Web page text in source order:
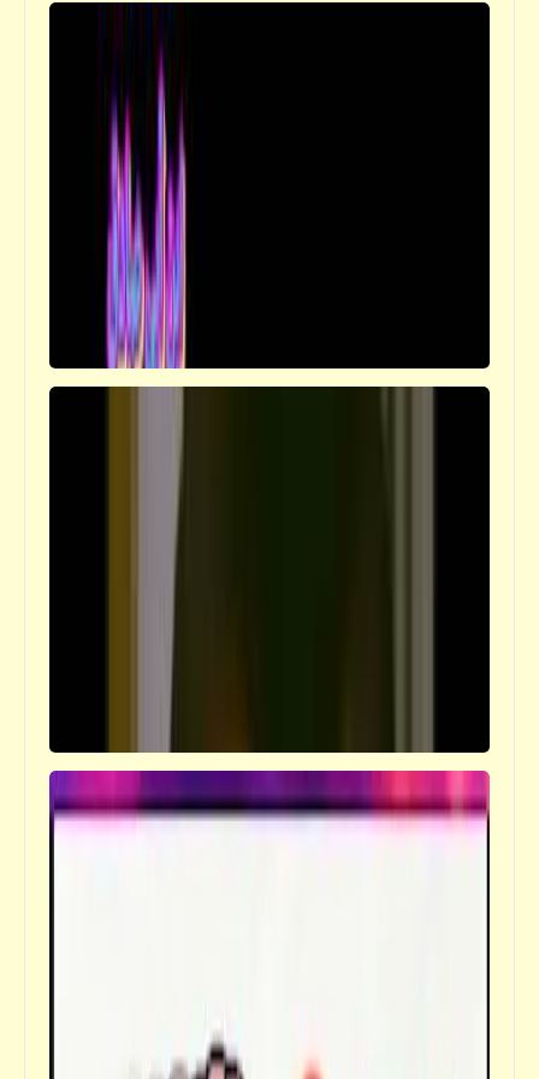
احترم آداب المرور .. وخليك صبور | قصص تيك
الجمرك تهريب وتهليب وإصلاح | قصص تيك
قصص_قصص تيك أواي ساخرة